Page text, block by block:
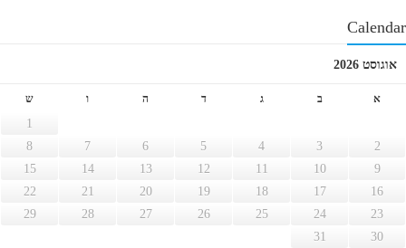
Calendar
אוגוסט 2026
א ב ג ד ה ו ש
1
2
3
4
5
6
7
8
9
10
11
12
13
14
15
16
17
18
19
20
21
22
23
24
25
26
27
28
29
30
31